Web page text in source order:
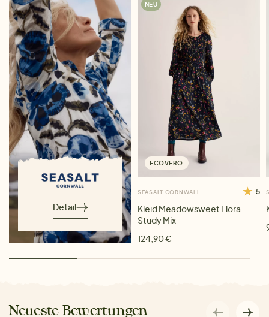
Detail
NEU
ECOVERO
SEASALT CORNWALL 5
Kleid Meadowsweet Flora
Study Mix
124,90 €
Neueste Bewertungen